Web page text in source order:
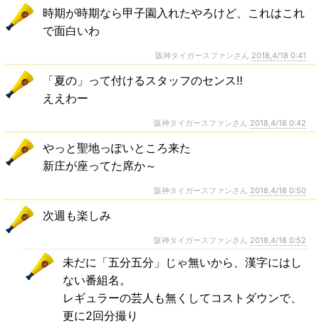
時期が時期なら甲子園入れたやろけど、これはこれ
で面白いわ
阪神タイガースファンさん 2018,4/18 0:41
「夏の」って付けるスタッフのセンス‼️
ええわー
阪神タイガースファンさん 2018,4/18 0:42
やっと聖地っぽいところ来た
新庄が座ってた席か～
阪神タイガースファンさん 2018,4/18 0:50
次週も楽しみ
阪神タイガースファンさん 2018,4/18 0:52
未だに「五分五分」じゃ無いから、漢字にはし
ない番組名。
レギュラーの芸人も無くしてコストダウンで、
更に2回分撮り